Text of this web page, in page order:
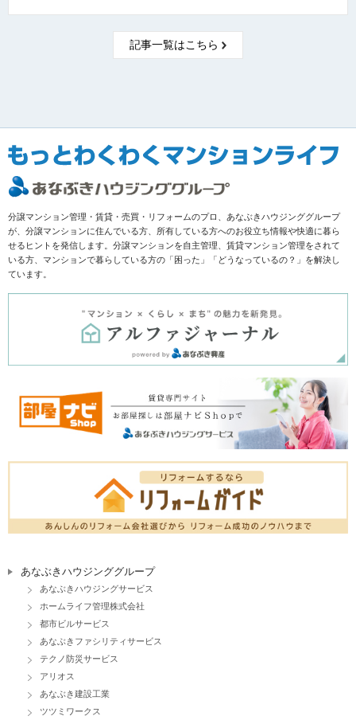
記事一覧はこちら
分譲マンション管理・賃貸・売買・リフォームのプロ、あなぶきハウジンググループ
が、分譲マンションに住んでいる方、所有している方へのお役立ち情報や快適に暮ら
せるヒントを発信します。分譲マンションを自主管理、賃貸マンション管理をされて
いる方、マンションで暮らしている方の「困った」「どうなっているの？」を解決し
ています。
あなぶきハウジンググループ
あなぶきハウジングサービス
ホームライフ管理株式会社
都市ビルサービス
あなぶきファシリティサービス
テクノ防災サービス
アリオス
あなぶき建設工業
ツツミワークス